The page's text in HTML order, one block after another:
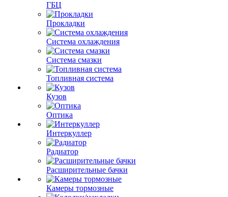
ГБЦ
Прокладки
Система охлаждения
Система смазки
Топливная система
Кузов
Оптика
Интеркуллер
Радиатор
Расширительные бачки
Камеры тормозные